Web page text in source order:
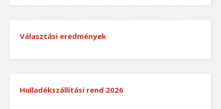
Választási eredmények
Hulladékszállítási rend 2026